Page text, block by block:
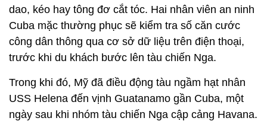
dao, kéo hay tông đơ cắt tóc. Hai nhân viên an ninh
Cuba mặc thường phục sẽ kiểm tra số căn cước
công dân thông qua cơ sở dữ liệu trên điện thoại,
trước khi du khách bước lên tàu chiến Nga.
Trong khi đó, Mỹ đã điều động tàu ngầm hạt nhân
USS Helena đến vịnh Guatanamo gần Cuba, một
ngày sau khi nhóm tàu chiến Nga cập cảng Havana.